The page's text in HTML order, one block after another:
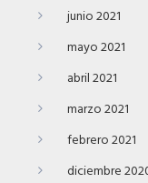
junio 2021
mayo 2021
abril 2021
marzo 2021
febrero 2021
diciembre